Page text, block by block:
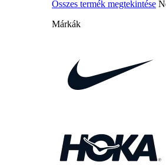
Összes termék megtekintése
Márkák